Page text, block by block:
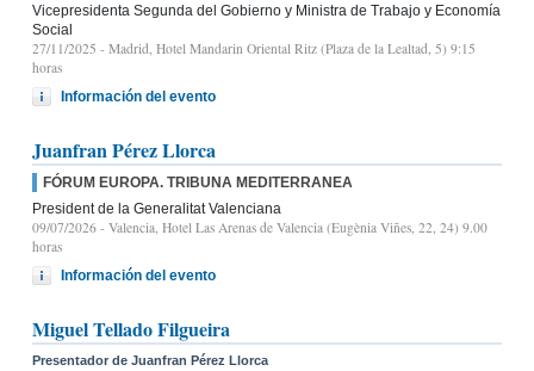
Vicepresidenta Segunda del Gobierno y Ministra de Trabajo y Economía
Social
27/11/2025 - Madrid, Hotel Mandarin Oriental Ritz (Plaza de la Lealtad, 5) 9:15
horas
Información del evento
Juanfran Pérez Llorca
FÓRUM EUROPA. TRIBUNA MEDITERRANEA
President de la Generalitat Valenciana
09/07/2026 - Valencia, Hotel Las Arenas de Valencia (Eugènia Viñes, 22, 24) 9.00
horas
Información del evento
Miguel Tellado Filgueira
Presentador de Juanfran Pérez Llorca